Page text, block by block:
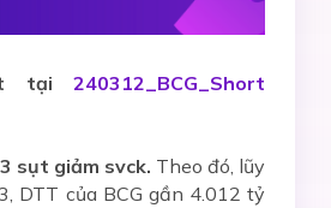
tại 240312_BCG_Short
sụt giảm svck. Theo đó, lũy
DTT của BCG gần 4.012 tỷ